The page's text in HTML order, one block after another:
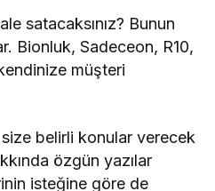
satacaksınız? Bunun
Bionluk, Sadeceon, R10,
müşteri
belirli konular verecek
özgün yazılar
isteğine göre de